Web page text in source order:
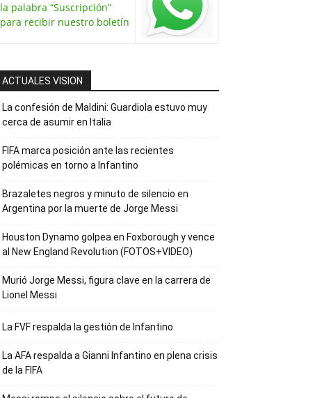
la palabra “Suscripción”
para recibir nuestro boletín
ACTUALES VISION
La confesión de Maldini: Guardiola estuvo muy
cerca de asumir en Italia
FIFA marca posición ante las recientes
polémicas en torno a Infantino
Brazaletes negros y minuto de silencio en
Argentina por la muerte de Jorge Messi
Houston Dynamo golpea en Foxborough y vence
al New England Revolution (FOTOS+VIDEO)
Murió Jorge Messi, figura clave en la carrera de
Lionel Messi
La FVF respalda la gestión de Infantino
La AFA respalda a Gianni Infantino en plena crisis
de la FIFA